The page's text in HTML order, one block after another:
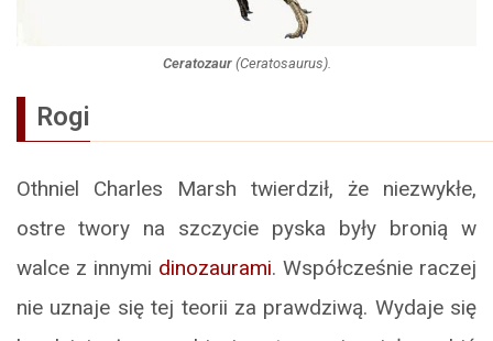
Ceratozaur(Ceratosaurus).
Rogi
Othniel Charles Marsh twierdził, że niezwykłe,
ostre twory na szczycie pyska były bronią w
walce z innymi dinozaurami. Współcześnie raczej
nie uznaje się tej teorii za prawdziwą. Wydaje się